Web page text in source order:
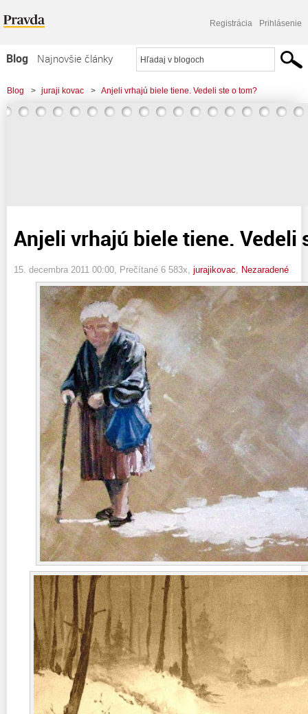
Registrácia Prihlásenie
Blog
Najnovšie články
Najčítanejšie články
Najkomentovanejšie články
Blog > juraji kovac > Anjeli vrhajú biele tiene. Vedeli ste o tom?
Anjeli vrhajú biele tiene. Vedeli
15. decembra 2011 00:00 , Prečítané 6 583x, jurajikovac Nezaradené